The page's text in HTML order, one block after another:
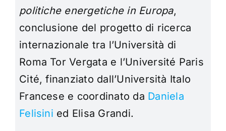
politiche energetiche in Europa,
conclusione del progetto di ricerca
internazionale tra l’Università di
Roma Tor Vergata e l’Université Paris
Cité, finanziato dall’Università Italo
Francese e coordinato da Daniela
Felisini ed Elisa Grandi.